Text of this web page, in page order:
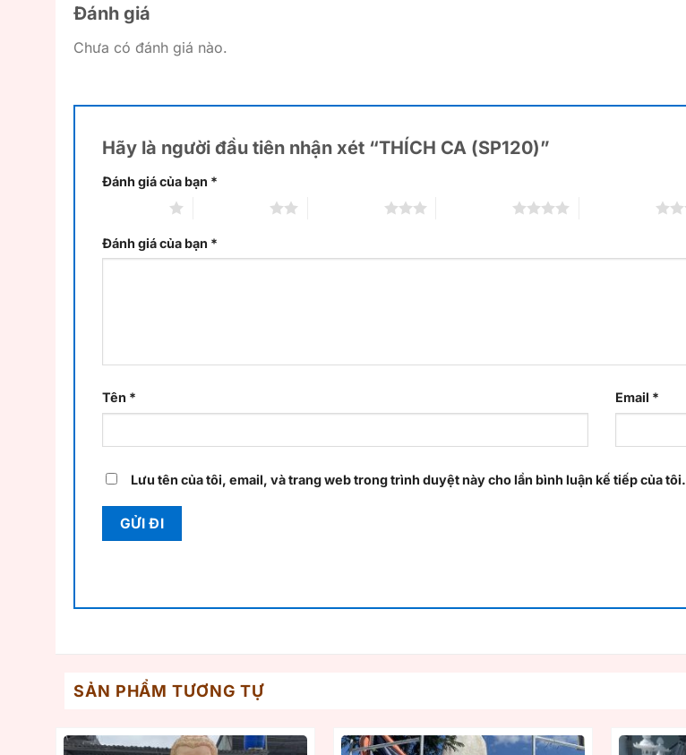
Đánh giá
Chưa có đánh giá nào.
Hãy là người đầu tiên nhận xét “THÍCH CA (SP120)”
Đánh giá của bạn *
Đánh giá của bạn *
Tên * Email *
Lưu tên của tôi, email, và trang web trong trình duyệt này cho lần bình luận kế tiếp của tôi.
SẢN PHẨM TƯƠNG TỰ